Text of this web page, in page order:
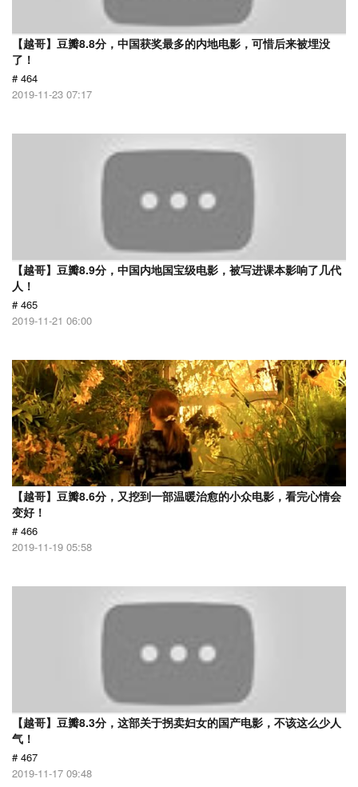
【越哥】豆瓣8.8分，中国获奖最多的内地电影，可惜后来被埋没
了！
# 464
2019-11-23 07:17
【越哥】豆瓣8.9分，中国内地国宝级电影，被写进课本影响了几代
人！
# 465
2019-11-21 06:00
【越哥】豆瓣8.6分，又挖到一部温暖治愈的小众电影，看完心情会
变好！
# 466
2019-11-19 05:58
【越哥】豆瓣8.3分，这部关于拐卖妇女的国产电影，不该这么少人
气！
# 467
2019-11-17 09:48